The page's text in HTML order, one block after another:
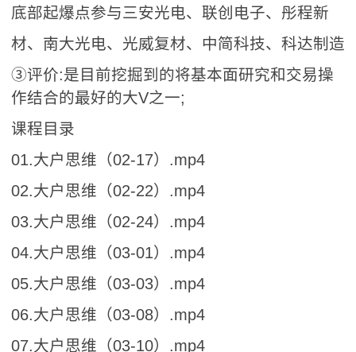
底部起爆点参与三安光电、联创电子、彤程新
材、南大光电、光威复材、中简科技、科达制造
③评价:是目前挖掘到的将基本面研究和交易操
作结合的最好的大V之一;
课程目录
01.大户思维（02-17）.mp4
02.大户思维（02-22）.mp4
03.大户思维（02-24）.mp4
04.大户思维（03-01）.mp4
05.大户思维（03-03）.mp4
06.大户思维（03-08）.mp4
07.大户思维（03-10）.mp4